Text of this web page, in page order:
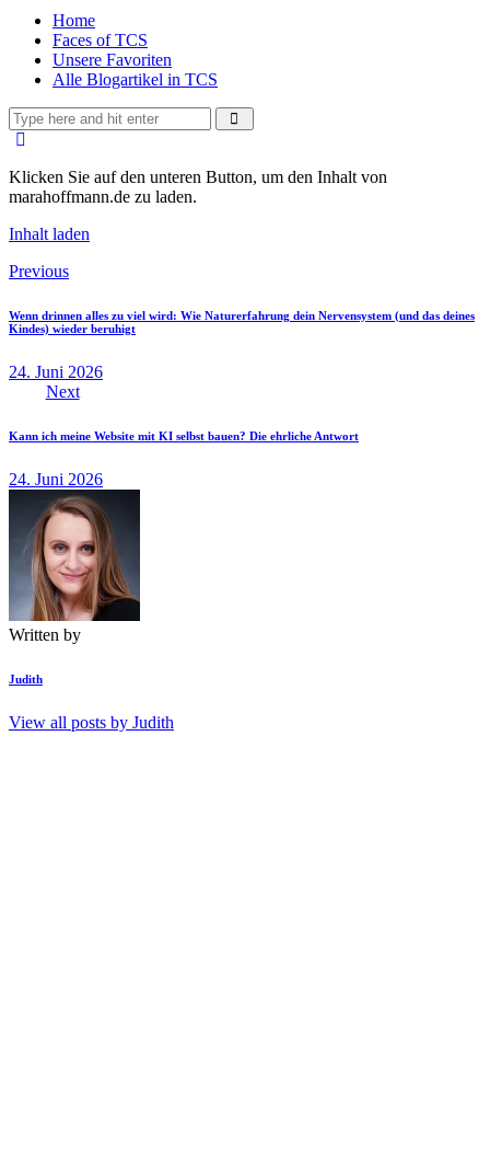
Home
Faces of TCS
Unsere Favoriten
Alle Blogartikel in TCS
Klicken Sie auf den unteren Button, um den Inhalt von
marahoffmann.de zu laden.
Inhalt laden
Beitragsnavigation
Previous
Wenn drinnen alles zu viel wird: Wie Naturerfahrung dein Nervensystem (und das deines
Kindes) wieder beruhigt
24. Juni 2026
Next
Kann ich meine Website mit KI selbst bauen? Die ehrliche Antwort
24. Juni 2026
Written by
Judith
View all posts by Judith